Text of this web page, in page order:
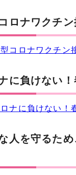
ロナワクチ
コロナワクチン
に負けない
ロナに負けない！
人を守るた